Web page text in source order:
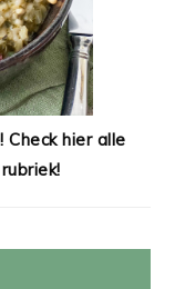
hier alle